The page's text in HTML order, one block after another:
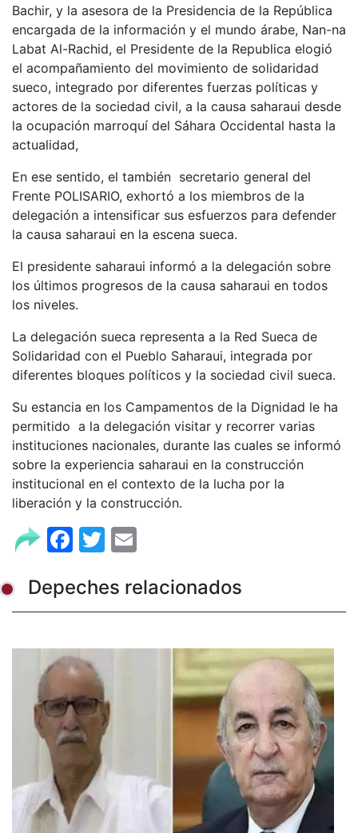
Bachir, y la asesora de la Presidencia de la República
encargada de la información y el mundo árabe, Nan-na
Labat Al-Rachid, el Presidente de la Republica elogió
el acompañamiento del movimiento de solidaridad
sueco, integrado por diferentes fuerzas políticas y
actores de la sociedad civil, a la causa saharaui desde
la ocupación marroquí del Sáhara Occidental hasta la
actualidad,
En ese sentido, el también secretario general del
Frente POLISARIO, exhortó a los miembros de la
delegación a intensificar sus esfuerzos para defender
la causa saharaui en la escena sueca.
El presidente saharaui informó a la delegación sobre
los últimos progresos de la causa saharaui en todos
los niveles.
La delegación sueca representa a la Red Sueca de
Solidaridad con el Pueblo Saharaui, integrada por
diferentes bloques políticos y la sociedad civil sueca.
Su estancia en los Campamentos de la Dignidad le ha
permitido a la delegación visitar y recorrer varias
instituciones nacionales, durante las cuales se informó
sobre la experiencia saharaui en la construcción
institucional en el contexto de la lucha por la
liberación y la construcción.
Facebook
Twitter
Depeches relacionados